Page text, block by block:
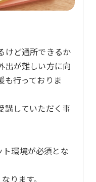
けど通所できるか
出が難しい方に向
も行っておりま
講していただく事
環境が必須とな
ります。